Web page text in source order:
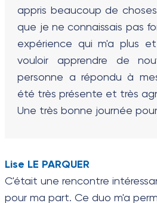
appris beaucoup de
que je ne connaissais pas
expérience qui m'a plus
vouloir apprendre de
personne a répondu à
été très présente et très
Une très bonne journée
Lise LE PARQUER
C'était une rencontre
pour ma part. Ce duo m'a